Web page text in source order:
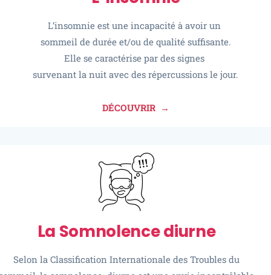
L’insomnie est une incapacité à avoir un
sommeil de durée et/ou de qualité suffisante.
Elle se caractérise par des signes
survenant la nuit avec des répercussions le jour.
DÉCOUVRIR →
La Somnolence diurne​
Selon la Classification Internationale des Troubles du